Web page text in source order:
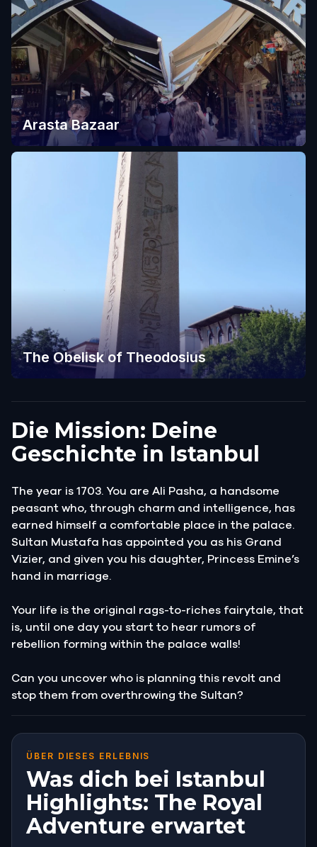
Arasta Bazaar
The Obelisk of Theodosius
Die Mission: Deine
Geschichte in Istanbul
The year is 1703. You are Ali Pasha, a handsome
peasant who, through charm and intelligence, has
earned himself a comfortable place in the palace.
Sultan Mustafa has appointed you as his Grand
Vizier, and given you his daughter, Princess Emine’s
hand in marriage.
Your life is the original rags-to-riches fairytale, that
is, until one day you start to hear rumors of
rebellion forming within the palace walls!
Can you uncover who is planning this revolt and
stop them from overthrowing the Sultan?
ÜBER DIESES ERLEBNIS
Was dich bei Istanbul
Highlights: The Royal
Adventure erwartet